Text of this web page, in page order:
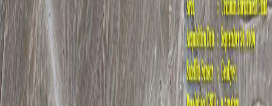
Hikmah
Opini
Konsultasi Syariah
Resonansi